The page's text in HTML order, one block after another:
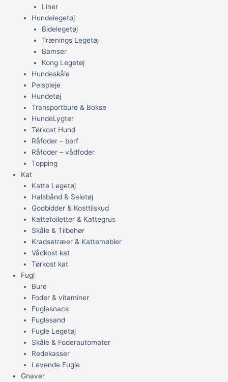
Liner
Hundelegetøj
Bidelegetøj
Trænings Legetøj
Bamser
Kong Legetøj
Hundeskåle
Pelspleje
Hundetøj
Transportbure & Bokse
HundeLygter
Tørkost Hund
Råfoder – barf
Råfoder – vådfoder
Topping
Kat
Katte Legetøj
Halsbånd & Seletøj
Godbidder & Kosttilskud
Kattetoiletter & Kattegrus
Skåle & Tilbehør
Kradsetræer & Kattemøbler
Vådkost kat
Tørkost kat
Fugl
Bure
Foder & vitaminer
Fuglesnack
Fuglesand
Fugle Legetøj
Skåle & Foderautomater
Redekasser
Levende Fugle
Gnaver